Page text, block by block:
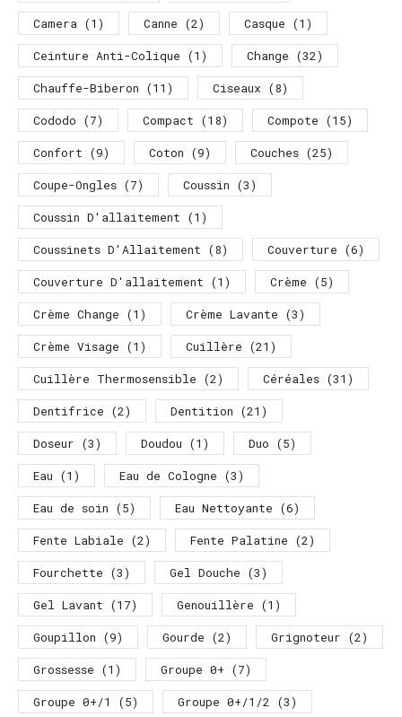
Camera (1) Canne (2) Casque (1)
Ceinture Anti-Colique (1) Change (32)
Chauffe-Biberon (11) Ciseaux (8)
Cododo (7) Compact (18) Compote (15)
Confort (9) Coton (9) Couches (25)
Coupe-Ongles (7) Coussin (3)
Coussin D'allaitement (1)
Coussinets D'Allaitement (8) Couverture (6)
Couverture D'allaitement (1) Crème (5)
Crème Change (1) Crème Lavante (3)
Crème Visage (1) Cuillère (21)
Cuillère Thermosensible (2) Céréales (31)
Dentifrice (2) Dentition (21)
Doseur (3) Doudou (1) Duo (5)
Eau (1) Eau de Cologne (3)
Eau de soin (5) Eau Nettoyante (6)
Fente Labiale (2) Fente Palatine (2)
Fourchette (3) Gel Douche (3)
Gel Lavant (17) Genouillère (1)
Goupillon (9) Gourde (2) Grignoteur (2)
Grossesse (1) Groupe 0+ (7)
Groupe 0+/1
(5) Groupe 0+/1/2 (3)